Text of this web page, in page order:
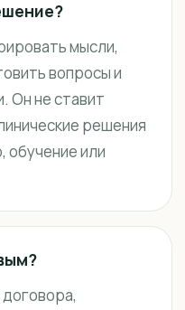
мысли,
вопросы и
Он не ставит
решения
обучение или